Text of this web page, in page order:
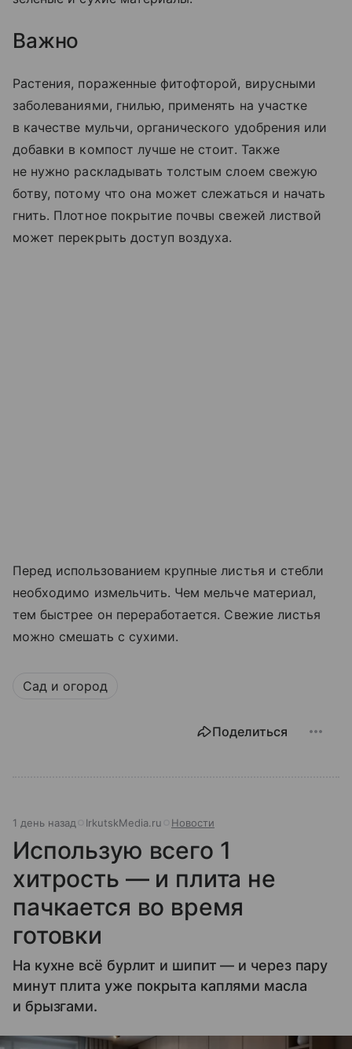
Важно
Растения, пораженные фитофторой, вирусными
заболеваниями, гнилью, применять на участке
в качестве мульчи, органического удобрения или
добавки в компост лучше не стоит. Также
не нужно раскладывать толстым слоем свежую
ботву, потому что она может слежаться и начать
гнить. Плотное покрытие почвы свежей листвой
может перекрыть доступ воздуха.
Перед использованием крупные листья и стебли
необходимо измельчить. Чем мельче материал,
тем быстрее он переработается. Свежие листья
можно смешать с сухими.
Сад и огород
Поделиться
1 день назад IrkutskMedia.ru Новости
Использую всего 1
хитрость — и плита не
пачкается во время
готовки
На кухне всё бурлит и шипит — и через пару
минут плита уже покрыта каплями масла
и брызгами.